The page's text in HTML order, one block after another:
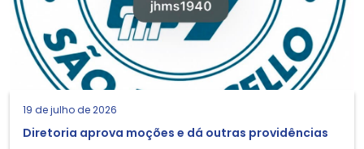
19 de julho de 2026
Diretoria aprova moções e dá outras providências